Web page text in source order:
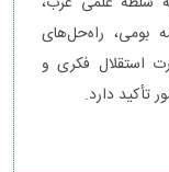
بومی، راه‌حل‌های
استقلال فکری و
تأکید دارد.